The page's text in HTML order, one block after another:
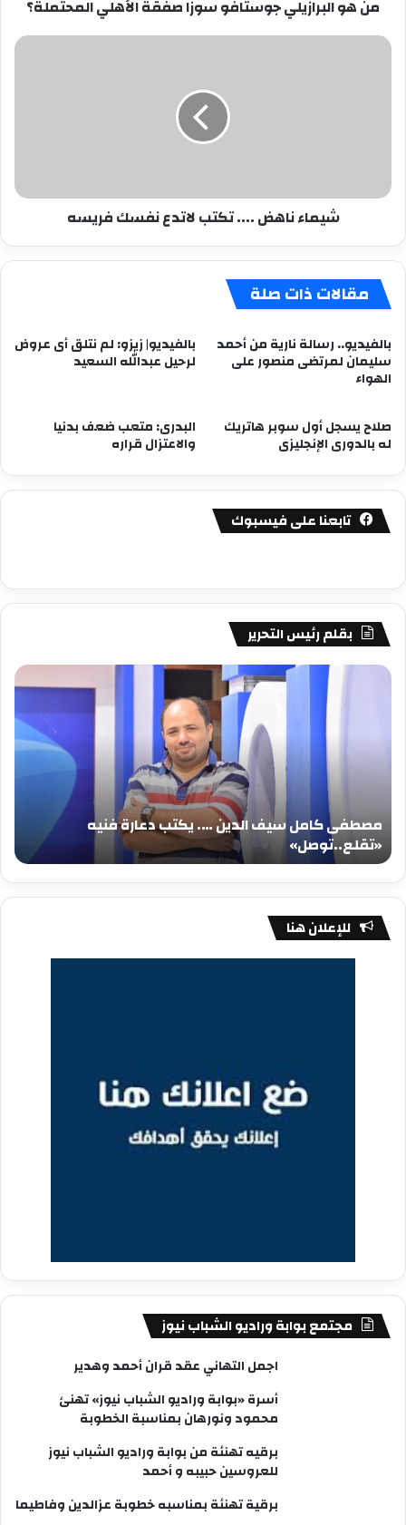
من هو البرازيلي جوستافو سوزا صفقة الأهلي المحتملة؟
شيماء
شيماء ناهض .... تكتب لاتدع نفسك فريسه
مقالات ذات صلة
بالفيديو.. رسالة نارية من أحمد
سليمان لمرتضى منصور على
الهواء
بالفيديو| زيزو: لم نتلق أى عروض
لرحيل عبدالله السعيد
صلاح يسجل أول سوبر هاتريك
له بالدورى الإنجليزى
البدرى: متعب ضعف بدنيا
والاعتزال قراره
تابعنا على فيسبوك
بقلم رئيس التحرير
مصطفى
«تقلع..توصل»
مصطفى كامل سيف الدين …. يكتب دعارة فنيه
«تقلع..توصل»
….
للإعلان هنا
مجتمع بوابة وراديو الشباب نيوز
اجمل التهاني عقد قران أحمد وهدير
أسرة «بوابة وراديو الشباب نيوز» تهنئ
محمود ونورهان بمناسبة الخطوبة
برقيه تهنئة من بوابة وراديو الشباب نيوز
للعروسين حبيبه و أحمد
برقية تهنئة بمناسبه خطوبة عزالدين وفاطيما